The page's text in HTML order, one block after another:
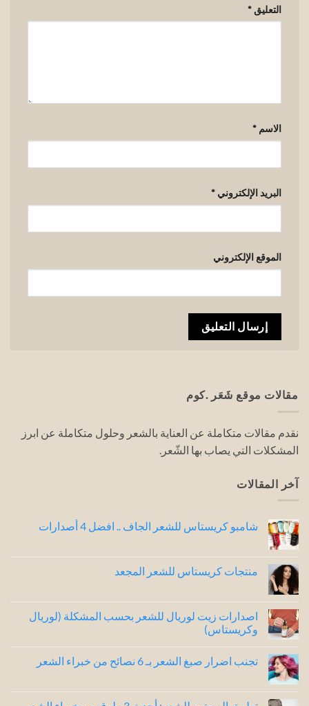
التعليق *
الاسم *
البريد الإلكتروني *
الموقع الإلكتروني
مقالات موقع شَعَر .كوم
نقدم مقالات متكاملة عن العناية بالشعر وحلول متكاملة عن ابرز
المشكلات التي يصاب بها الشّعر.
آخر المقالات
شامبو كريستاس للشعر الجاف .. افضل 4 أصدارات
تعليقات
شامبو
الجاف
..
افضل
4
أصدارات
منتجات كريستاس للشعر المجعد
تعليقات
على
منتجات
كريستاس
للشعر
المجعد
اصدارات زيت لوريال للشعر بحسب المشكلة (لوريال
وكريستاس)
تعليقات
تجنب اضرار صبغ الشعر بـ 6 نصائح من خبراء الشعر
تعليقات
على